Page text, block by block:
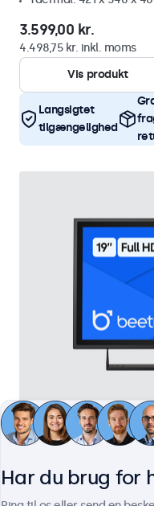
3.599,00 kr.
4.498,75 kr. inkl. moms
Vis produkt
Langsigtet
tilgængelighed
19 Tommer
Varenummer:19TS7M
Har du brug for